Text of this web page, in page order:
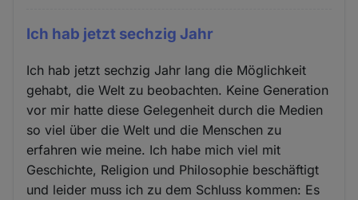
Ich hab jetzt sechzig Jahr
Ich hab jetzt sechzig Jahr lang die Möglichkeit
gehabt, die Welt zu beobachten. Keine Generation
vor mir hatte diese Gelegenheit durch die Medien
so viel über die Welt und die Menschen zu
erfahren wie meine. Ich habe mich viel mit
Geschichte, Religion und Philosophie beschäftigt
und leider muss ich zu dem Schluss kommen: Es